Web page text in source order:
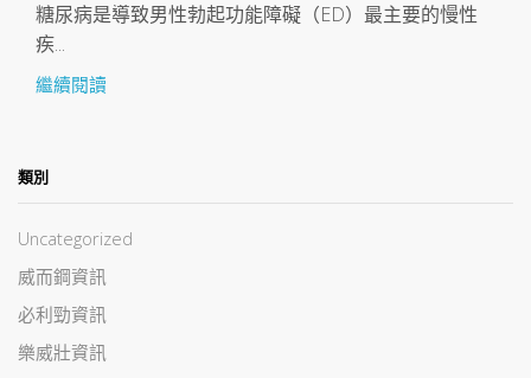
糖尿病是導致男性勃起功能障礙（ED）最主要的慢性
疾...
繼續閱讀
類別
Uncategorized
威而鋼資訊
必利勁資訊
樂威壯資訊